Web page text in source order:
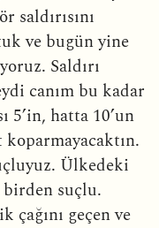
ve bugün yine
Saldırı
canım bu kadar
5’in, hatta 10’un
koparmayacaktın.
Ülkedeki
suçlu.
çağını geçen ve